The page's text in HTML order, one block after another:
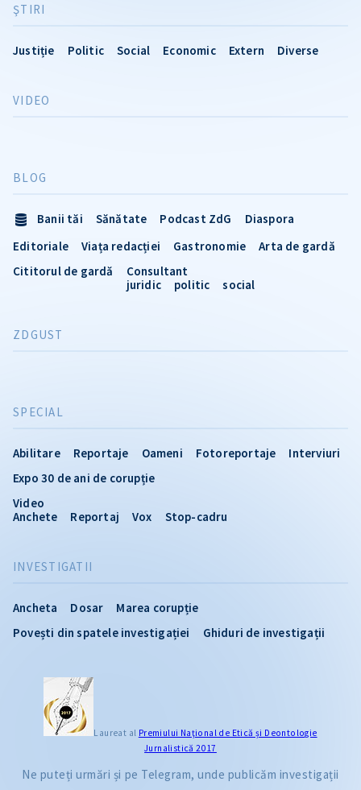
ŞTIRI
Justiție Politic Social Economic Extern Diverse
INVESTIGATII
Ancheta Dosar
Marea corupție
Povești din spatele investigației
Ghiduri de investigații
VIDEO
SPECIAL
Abilitare Reportaje Oameni Fotoreportaje
Interviuri
Expo 30 de ani de corupție
Video
Anchete
Reportaj Vox Stop-cadru
BLOG
Banii tăi Sănătate Podcast ZdG
Diaspora
Editoriale
Viața redacției Gastronomie
Arta de gardă
Cititorul de gardă
Consultant
juridic
politic social
ZDGUST
Laureat al Premiului Naţional de Etică și Deontologie
Jurnalistică 2017
Ne puteți urmări și pe Telegram, unde publicăm investigații